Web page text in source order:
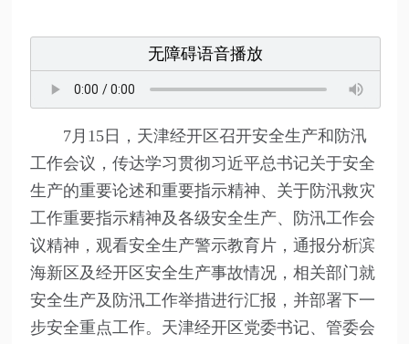
无障碍语音播放
7月15日，天津经开区召开安全生产和防汛
工作会议，传达学习贯彻习近平总书记关于安全
生产的重要论述和重要指示精神、关于防汛救灾
工作重要指示精神及各级安全生产、防汛工作会
议精神，观看安全生产警示教育片，通报分析滨
海新区及经开区安全生产事故情况，相关部门就
安全生产及防汛工作举措进行汇报，并部署下一
步安全重点工作。天津经开区党委书记、管委会